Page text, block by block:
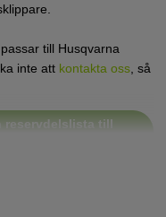
till Husqvarna
inte att kontakta oss , så
reservdelslista till